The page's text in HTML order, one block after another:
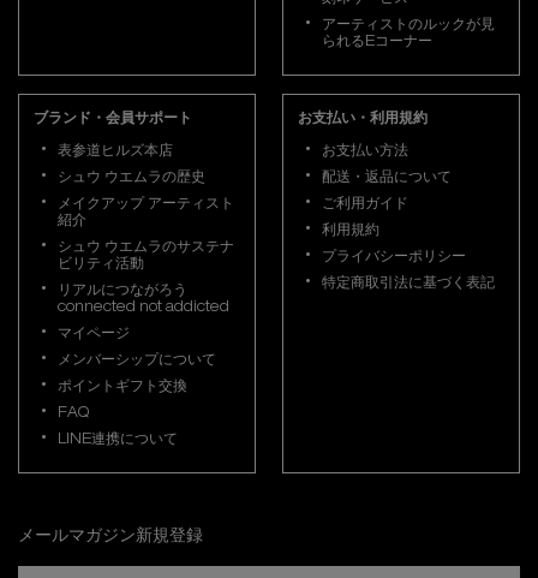
アーティストのルックが見
られるEコーナー
ブランド・会員サポート
表参道ヒルズ本店
シュウ ウエムラの歴史
メイクアップ アーティスト
紹介
シュウ ウエムラのサステナ
ビリティ活動
リアルにつながろう
connected not addicted
マイページ
メンバーシップについて
ポイントギフト交換
FAQ
LINE連携について
お支払い・利用規約
お支払い方法
配送・返品について
ご利用ガイド
利用規約
プライバシーポリシー
特定商取引法に基づく表記
メールマガジン新規登録